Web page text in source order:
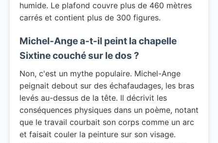
humide. Le plafond couvre plus de 460 mètres
carrés et contient plus de 300 figures.
Michel-Ange a-t-il peint la chapelle
Sixtine couché sur le dos ?
Non, c'est un mythe populaire. Michel-Ange
peignait debout sur des échafaudages, les bras
levés au-dessus de la tête. Il décrivit les
conséquences physiques dans un poème, notant
que le travail courbait son corps comme un arc
et faisait couler la peinture sur son visage.